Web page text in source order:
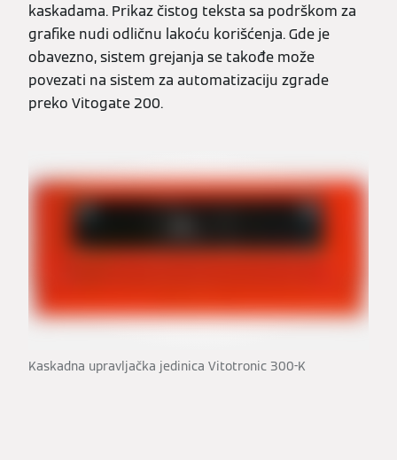
kaskadama. Prikaz čistog teksta sa podrškom za
grafike nudi odličnu lakoću korišćenja. Gde je
obavezno, sistem grejanja se takođe može
povezati na sistem za automatizaciju zgrade
preko Vitogate 200.
Kaskadna upravljačka jedinica Vitotronic 300-K